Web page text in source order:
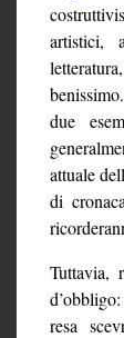
artistici,
due
attuale
di
Tuttavia,
resa